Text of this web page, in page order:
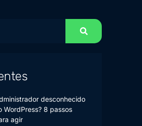
desconhecido
WordPress? 8 passos
agir